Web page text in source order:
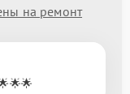
на ремонт